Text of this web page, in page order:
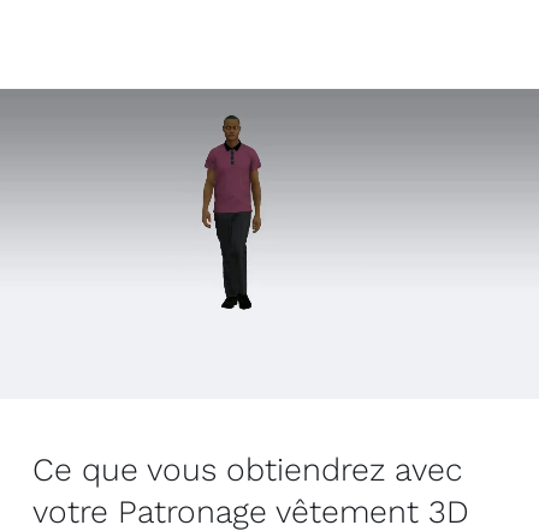
Ce que vous obtiendrez avec
votre Patronage vêtement 3D